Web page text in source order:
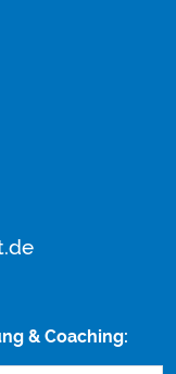
& Coaching: